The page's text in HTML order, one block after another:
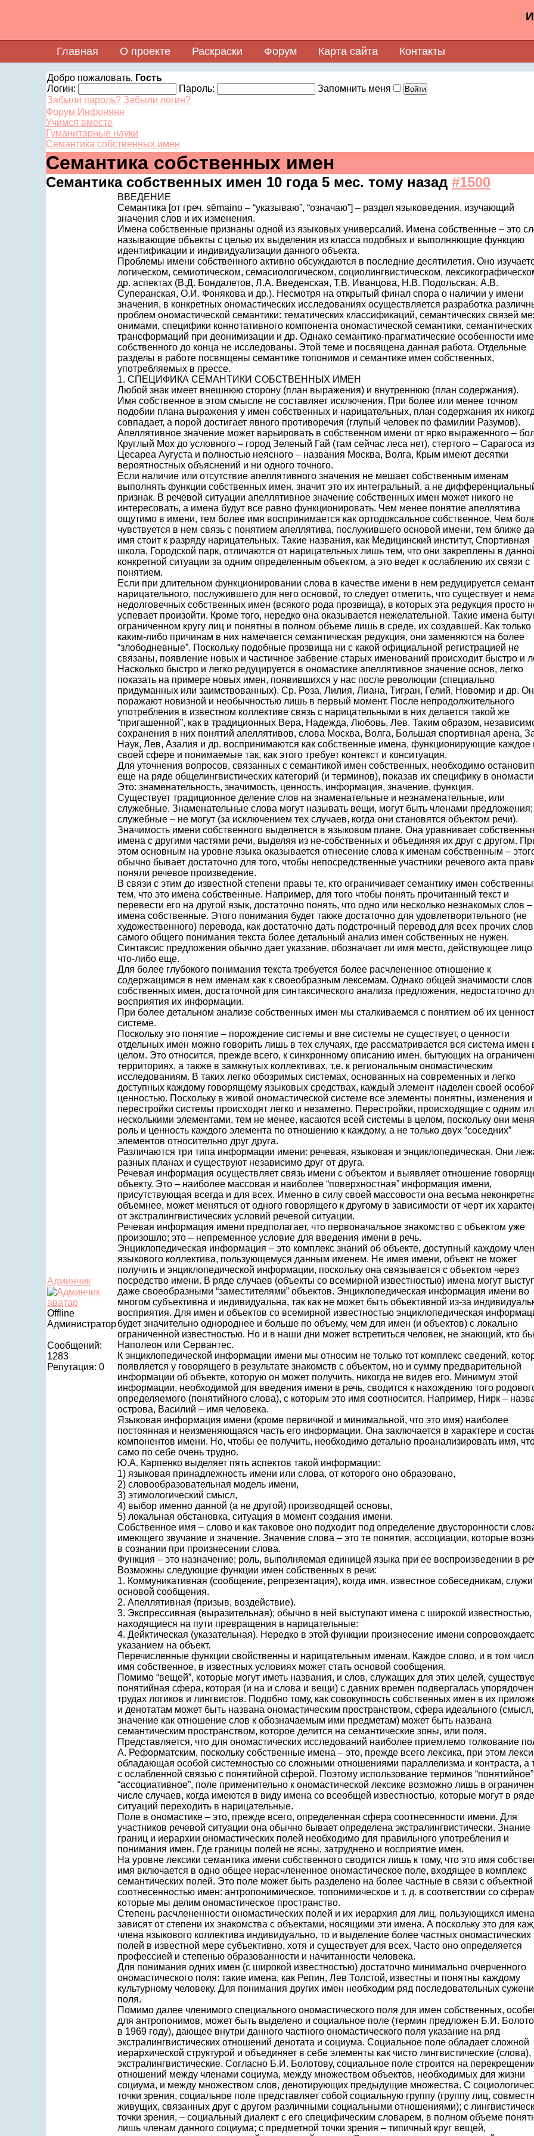
Главная О проекте Раскраски Форум Карта сайта Контакты
Добро пожаловать, Гость
Логин:
Пароль:
Запомнить меня
Забыли пароль? Забыли логин?
Форум Инфоняня
Учимся вместе
Гуманитарные науки
Семантика собственных имен
Семантика собственных имен
Семантика собственных имен 10 года 5 мес. тому назад #1500
Админчик
Offline
Администратор
Сообщений:
1283
Репутация: 0
ВВЕДЕНИЕ
Семантика [от греч. sēmaino – “указываю”, “означаю”] – раздел языковедения, изучающий
значения слов и их изменения.
Имена собственные признаны одной из языковых универсалий. Имена собственные – это
называющие объекты с целью их выделения из класса подобных и выполняющие функцию
идентификации и индивидуализации данного объекта.
Проблемы имени собственного активно обсуждаются в последние десятилетия. Оно
логическом, семиотическом, семасиологическом, социолингвистическом,
др. аспектах (В.Д. Бондалетов, Л.А. Введенская, Т.В. Иванцова, Н.В. Подольская, А.В.
Суперанская, О.И. Фонякова и др.). Несмотря на открытый финал спора о наличии у имени
значения, в конкретных ономастических исследованиях осуществляется разработка
проблем ономастической семантики: тематических классификаций, семантических связей
онимами, специфики коннотативного компонента ономастической семантики, семантических
трансформаций при деонимизации и др. Однако семантико-прагматические особенности
собственного до конца не исследованы. Этой теме и посвящена данная работа. Отдельные
разделы в работе посвящены семантике топонимов и семантике имен собственных,
употребляемых в прессе.
1. СПЕЦИФИКА СЕМАНТИКИ СОБСТВЕННЫХ ИМЕН
Любой знак имеет внешнюю сторону (план выражения) и внутреннюю (план содержания).
Имя собственное в этом смысле не составляет исключения. При более или менее точном
подобии плана выражения у имен собственных и нарицательных, план содержания их
совпадает, а порой достигает явного противоречия (глупый человек по фамилии Разумов).
Апеллятивное значение может варьировать в собственном имени от ярко выраженного –
Круглый Мох до условного – город Зеленый Гай (там сейчас леса нет), стертого – Сарагоса из
Цесареа Аугуста и полностью неясного – названия Москва, Волга, Крым имеют десятки
вероятностных объяснений и ни одного точного.
Если наличие или отсутствие апеллятивного значения не мешает собственным именам
выполнять функции собственных имен, значит это их интегральный, а не
признак. В речевой ситуации апеллятивное значение собственных имен может никого не
интересовать, а имена будут все равно функционировать. Чем менее понятие апеллятива
ощутимо в имени, тем более имя воспринимается как ортодоксальное собственное. Чем
чувствуется в нем связь с понятием апеллятива, послужившего основой имени, тем ближе
имя стоит к разряду нарицательных. Такие названия, как Медицинский институт, Спортивная
школа, Городской парк, отличаются от нарицательных лишь тем, что они закреплены в
конкретной ситуации за одним определенным объектом, а это ведет к ослаблению их связи с
понятием.
Если при длительном функционировании слова в качестве имени в нем редуцируется
нарицательного, послужившего для него основой, то следует отметить, что существует и
недолговечных собственных имен (всякого рода прозвища), в которых эта редукция просто
успевает произойти. Кроме того, нередко она оказывается нежелательной. Такие имена
ограниченном кругу лиц и понятны в полном объеме лишь в среде, их создавшей. Как только
каким-либо причинам в них намечается семантическая редукция, они заменяются на более
“злободневные”. Поскольку подобные прозвища ни с какой официальной регистрацией не
связаны, появление новых и частичное забвение старых именований происходит быстро и
Насколько быстро и легко редуцируется в ономастике апеллятивное значение основ, легко
показать на примере новых имен, появившихся у нас после революции (специально
придуманных или заимствованных). Ср. Роза, Лилия, Лиана, Тигран, Гелий, Новомир и др.
поражают новизной и необычностью лишь в первый момент. После непродолжительного
употребления в известном коллективе связь с нарицательными в них делается такой же
“пригашенной”, как в традиционных Вера, Надежда, Любовь, Лев. Таким образом,
сохранения в них понятий апеллятивов, слова Москва, Волга, Большая спортивная арена,
Наук, Лев, Азалия и др. воспринимаются как собственные имена, функционирующие каждое
своей сфере и понимаемые так, как этого требует контекст и конситуация.
Для уточнения вопросов, связанных с семантикой имен собственных, необходимо
еще на ряде общелингвистических категорий (и терминов), показав их специфику в
Это: знаменательность, значимость, ценность, информация, значение, функция.
Существует традиционное деление слов на знаменательные и незнаменательные, или
служебные. Знаменательные слова могут называть вещи, могут быть членами предложения;
служебные – не могут (за исключением тех случаев, когда они становятся объектом речи).
Значимость имени собственного выделяется в языковом плане. Она уравнивает
имена с другими частями речи, выделяя из не-собственных и объединяя их друг с другом.
этом основным на уровне языка оказывается отнесение слова к именам собственным –
обычно бывает достаточно для того, чтобы непосредственные участники речевого акта
поняли речевое произведение.
В связи с этим до известной степени правы те, кто ограничивает семантику имен
тем, что это имена собственные. Например, для того чтобы понять прочитанный текст и
перевести его на другой язык, достаточно понять, что одно или несколько незнакомых слов –
имена собственные. Этого понимания будет также достаточно для удовлетворительного (не
художественного) перевода, как достаточно дать подстрочный перевод для всех прочих
самого общего понимания текста более детальный анализ имен собственных не нужен.
Синтаксис предложения обычно дает указание, обозначает ли имя место, действующее лицо
что-либо еще.
Для более глубокого понимания текста требуется более расчлененное отношение к
содержащимся в нем именам как к своеобразным лексемам. Однако общей значимости слов
собственных имен, достаточной для синтаксического анализа предложения, недостаточно
восприятия их информации.
При более детальном анализе собственных имен мы сталкиваемся с понятием об их
системе.
Поскольку это понятие – порождение системы и вне системы не существует, о ценности
отдельных имен можно говорить лишь в тех случаях, где рассматривается вся система имен
целом. Это относится, прежде всего, к синхронному описанию имен, бытующих на
территориях, а также в замкнутых коллективах, т.е. к региональным ономастическим
исследованиям. В таких легко обозримых системах, основанных на современных и легко
доступных каждому говорящему языковых средствах, каждый элемент наделен своей
ценностью. Поскольку в живой ономастической системе все элементы понятны, изменения и
перестройки системы происходят легко и незаметно. Перестройки, происходящие с одним
несколькими элементами, тем не менее, касаются всей системы в целом, поскольку они
роль и ценность каждого элемента по отношению к каждому, а не только двух “соседних”
элементов относительно друг друга.
Различаются три типа информации имени: речевая, языковая и энциклопедическая. Они
разных планах и существуют независимо друг от друга.
Речевая информация осуществляет связь имени с объектом и выявляет отношение
объекту. Это – наиболее массовая и наиболее “поверхностная” информация имени,
присутствующая всегда и для всех. Именно в силу своей массовости она весьма
объемнее, может меняться от одного говорящего к другому в зависимости от черт их
от экстралингвистических условий речевой ситуации.
Речевая информация имени предполагает, что первоначальное знакомство с объектом уже
произошло; это – непременное условие для введения имени в речь.
Энциклопедическая информация – это комплекс знаний об объекте, доступный каждому
языкового коллектива, пользующемуся данным именем. Не имея имени, объект не может
получить и энциклопедической информации, поскольку она связывается с объектом через
посредство имени. В ряде случаев (объекты со всемирной известностью) имена могут
даже своеобразными “заместителями” объектов. Энциклопедическая информация имени во
многом субъективна и индивидуальна, так как не может быть объективной из-за
восприятия. Для имен и объектов со всемирной известностью энциклопедическая
будет значительно однороднее и больше по объему, чем для имен (и объектов) с локально
ограниченной известностью. Но и в наши дни может встретиться человек, не знающий, кто
Наполеон или Сервантес.
К энциклопедической информации имени мы относим не только тот комплекс сведений,
появляется у говорящего в результате знакомств с объектом, но и сумму предварительной
информации об объекте, которую он может получить, никогда не видев его. Минимум этой
информации, необходимой для введения имени в речь, сводится к нахождению того
определяемого (понятийного слова), с которым это имя соотносится. Например, Нирк –
острова, Василий – имя человека.
Языковая информация имени (кроме первичной и минимальной, что это имя) наиболее
постоянная и неизменяющаяся часть его информации. Она заключается в характере и
компонентов имени. Но, чтобы ее получить, необходимо детально проанализировать имя,
само по себе очень трудно.
Ю.А. Карпенко выделяет пять аспектов такой информации:
1) языковая принадлежность имени или слова, от которого оно образовано,
2) словообразовательная модель имени,
3) этимологический смысл,
4) выбор именно данной (а не другой) производящей основы,
5) локальная обстановка, ситуация в момент создания имени.
Собственное имя – слово и как таковое оно подходит под определение двусторонности
имеющего звучание и значение. Значение слова – это те понятия, ассоциации, которые
в сознании при произнесении слова.
Функция – это назначение; роль, выполняемая единицей языка при ее воспроизведении в
Возможны следующие функции имен собственных в речи:
1. Коммуникативная (сообщение, репрезентация), когда имя, известное собеседникам,
основой сообщения.
2. Апеллятивная (призыв, воздействие).
3. Экспрессивная (выразительная); обычно в ней выступают имена с широкой известностью,
находящиеся на пути превращения в нарицательные:
4. Дейктическая (указательная). Нередко в этой функции произнесение имени
указанием на объект.
Перечисленные функции свойственны и нарицательным именам. Каждое слово, и в том
имя собственное, в известных условиях может стать основой сообщения.
Помимо “вещей”, которые могут иметь названия, и слов, служащих для этих целей,
понятийная сфера, которая (и на и слова и вещи) с давних времен подвергалась
трудах логиков и лингвистов. Подобно тому, как совокупность собственных имен в их
и денотатам может быть названа ономастическим пространством, сфера идеального (смысл,
значение как отношение слов к обозначаемым ими предметам) может быть названа
семантическим пространством, которое делится на семантические зоны, или поля.
Представляется, что для ономастических исследований наиболее приемлемо толкование
А. Реформатским, поскольку собственные имена – это, прежде всего лексика, при этом
обладающая особой системностью со сложными отношениями параллелизма и контраста, а
с ослабленной связью с понятийной сферой. Поэтому использование терминов
“ассоциативное”, поле применительно к ономастической лексике возможно лишь в
числе случаев, когда имеются в виду имена со всеобщей известностью, которые могут в ряде
ситуаций переходить в нарицательные.
Поле в ономастике – это, прежде всего, определенная сфера соотнесенности имени. Для
участников речевой ситуации она обычно бывает определена экстралингвистически. Знание
границ и иерархии ономастических полей необходимо для правильного употребления и
понимания имен. Где границы полей не ясны, затруднено и восприятие имен.
На уровне лексики семантика имени собственного сводится лишь к тому, что это имя
имя включается в одно общее нерасчлененное ономастическое поле, входящее в комплекс
семантических полей. Это поле может быть разделено на более частные в связи с объектной
соотнесенностью имен: антропонимическое, топонимическое и т. д. в соответствии со
которые мы делим ономастическое пространство.
Степень расчлененности ономастических полей и их иерархия для лиц, пользующихся
зависят от степени их знакомства с объектами, носящими эти имена. А поскольку это для
члена языкового коллектива индивидуально, то и выделение более частных ономастических
полей в известной мере субъективно, хотя и существует для всех. Часто оно определяется
профессией и степенью образованности и начитанности человека.
Для понимания одних имен (с широкой известностью) достаточно минимально очерченного
ономастического поля: такие имена, как Репин, Лев Толстой, известны и понятны каждому
культурному человеку. Для понимания других имен необходим ряд последовательных
поля.
Помимо далее членимого специального ономастического поля для имен собственных,
для антропонимов, может быть выделено и социальное поле (термин предложен Б.И.
в 1969 году), дающее внутри данного частного ономастического поля указание на ряд
экстралингвистических отношений денотата и социума. Социальное поле обладает сложной
иерархической структурой и объединяет в себе элементы как чисто лингвистические (слова),
экстралингвистические. Согласно Б.И. Болотову, социальное поле строится на
отношений между членами социума, между множеством объектов, необходимых для жизни
социума, и между множеством слов, денотирующих предыдущие множества. С
точки зрения, социальное поле представляет собой социальную группу (группу лиц,
живущих, связанных друг с другом различными социальными отношениями); с
точки зрения, – социальный диалект с его специфическим словарем, в полном объеме
лишь членам данного социума; с предметной точки зрения – типичный круг вещей,